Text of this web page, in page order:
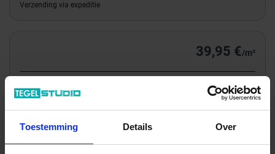
Toestemming Details Over
Verzending via expeditie
39,95 €/m²
Totale prijs / geleverde hoeveelheid
103,08 €